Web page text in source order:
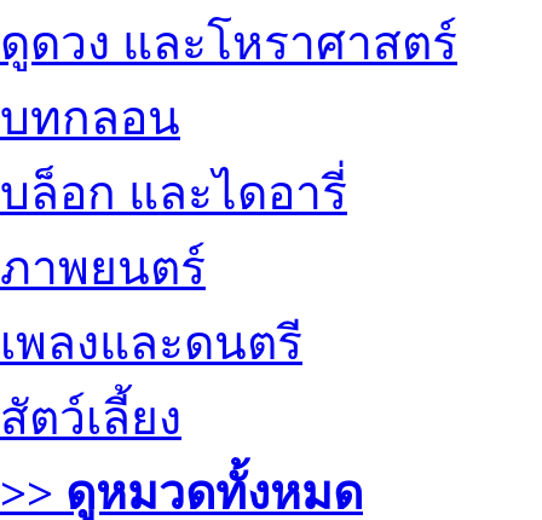
ดูดวง และโหราศาสตร์
บทกลอน
บล็อก และไดอารี่
ภาพยนตร์
เพลงและดนตรี
สัตว์เลี้ยง
>> ดูหมวดทั้งหมด